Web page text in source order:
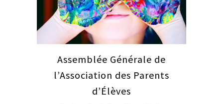
Assemblée Générale de
l’Association des Parents
d’Élèves